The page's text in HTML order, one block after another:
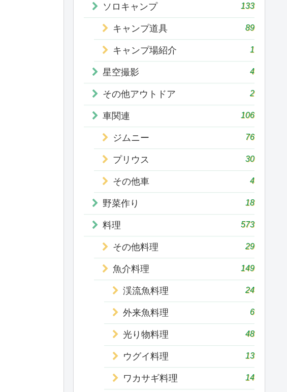
ソロキャンプ 133
キャンプ道具 89
キャンプ場紹介 1
星空撮影 4
その他アウトドア 2
車関連 106
ジムニー 76
プリウス 30
その他車 4
野菜作り 18
料理 573
その他料理 29
魚介料理 149
渓流魚料理 24
外来魚料理 6
光り物料理 48
ウグイ料理 13
ワカサギ料理 14